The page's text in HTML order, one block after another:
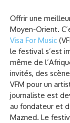
Offrir une
Moyen-Orient.
Visa For Music
le festival s’est
même de
invités, des
VFM pour un
journaliste est
au fondateur et
Mazned. Le